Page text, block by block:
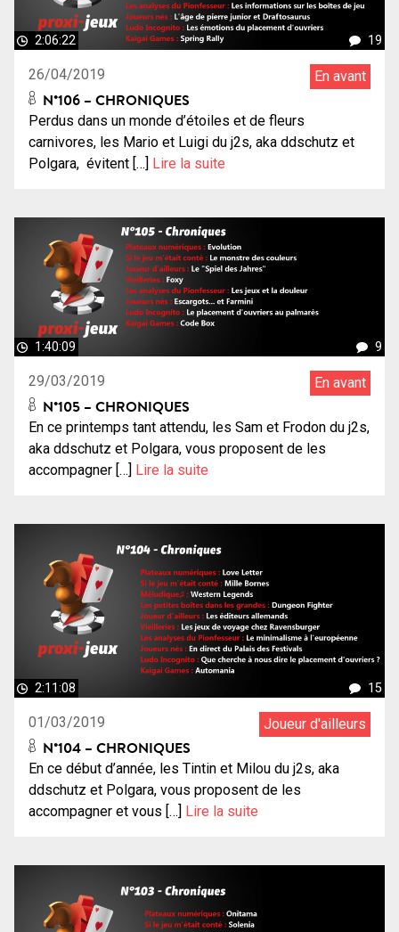
2:06:22 19
26/04/2019 En avant
N°106 – CHRONIQUES
Perdus dans un monde d’étoiles et de fleurs
carnivores, les Mario et Luigi du j2s, aka ddschutz et
Polgara, évitent […] Lire la suite
1:40:09 9
29/03/2019 En avant
N°105 – CHRONIQUES
En ce printemps tant attendu, les Sam et Frodon du j2s,
aka ddschutz et Polgara, vous proposent de les
accompagner […] Lire la suite
2:11:08 15
01/03/2019 Joueur d'ailleurs
N°104 – CHRONIQUES
En ce début d’année, les Tintin et Milou du j2s, aka
ddschutz et Polgara, vous proposent de les
accompagner et vous […] Lire la suite